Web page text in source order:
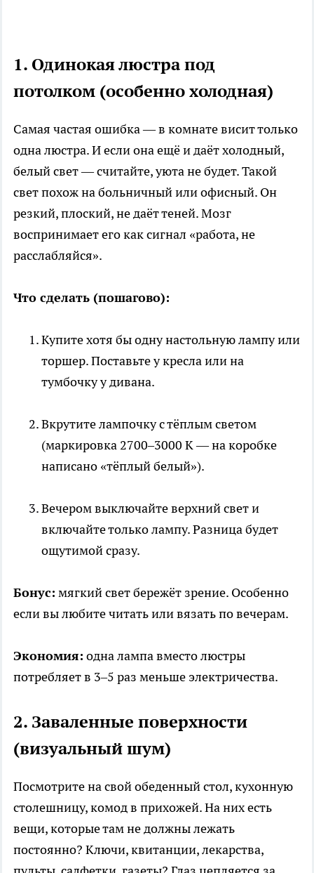
1. Одинокая люстра под
потолком (особенно холодная)
Самая частая ошибка — в комнате висит только
одна люстра. И если она ещё и даёт холодный,
белый свет — считайте, уюта не будет. Такой
свет похож на больничный или офисный. Он
резкий, плоский, не даёт теней. Мозг
воспринимает его как сигнал «работа, не
расслабляйся».
Что сделать (пошагово):
Купите хотя бы одну настольную лампу или
торшер. Поставьте у кресла или на
тумбочку у дивана.
Вкрутите лампочку с тёплым светом
(маркировка 2700–3000 К — на коробке
написано «тёплый белый»).
Вечером выключайте верхний свет и
включайте только лампу. Разница будет
ощутимой сразу.
Бонус: мягкий свет бережёт зрение. Особенно
если вы любите читать или вязать по вечерам.
Экономия: одна лампа вместо люстры
потребляет в 3–5 раз меньше электричества.
2. Заваленные поверхности
(визуальный шум)
Посмотрите на свой обеденный стол, кухонную
столешницу, комод в прихожей. На них есть
вещи, которые там не должны лежать
постоянно? Ключи, квитанции, лекарства,